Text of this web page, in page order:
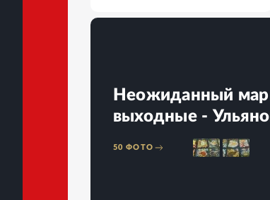
Неожиданный
выходные -
50 ФОТО